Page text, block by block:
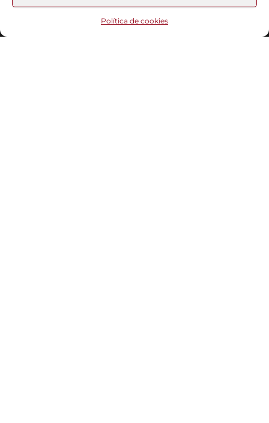
Política de cookies
Funciona gracias aWordPress |Tema:Head Blog